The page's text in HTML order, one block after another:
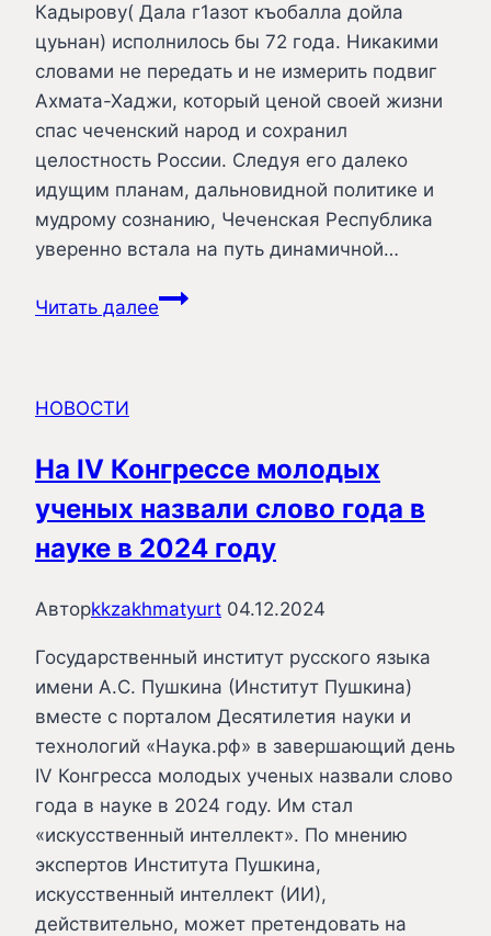
Кадырову( Дала г1азот къобалла дойла
цуьнан) исполнилось бы 72 года. Никакими
словами не передать и не измерить подвиг
Ахмата-Хаджи, который ценой своей жизни
спас чеченский народ и сохранил
целостность России. Следуя его далеко
идущим планам, дальновидной политике и
мудрому сознанию, Чеченская Республика
уверенно встала на путь динамичной…
Читать далееДорогие
НОВОСТИ
На IV Конгрессе молодых
ученых назвали слово года в
науке в 2024 году
Авторkkzakhmatyurt 04.12.2024
Государственный институт русского языка
имени А.С. Пушкина (Институт Пушкина)
вместе с порталом Десятилетия науки и
технологий «Наука.рф» в завершающий день
IV Конгресса молодых ученых назвали слово
года в науке в 2024 году. Им стал
«искусственный интеллект». По мнению
экспертов Института Пушкина,
искусственный интеллект (ИИ),
действительно, может претендовать на